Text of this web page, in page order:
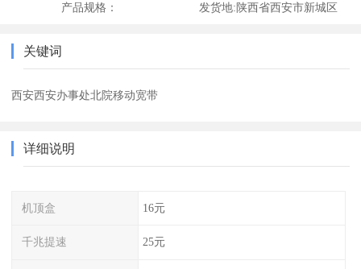
产品规格： 发货地:陕西省西安市新城区
关键词
西安西安办事处北院移动宽带
详细说明
机顶盒 16元
千兆提速 25元